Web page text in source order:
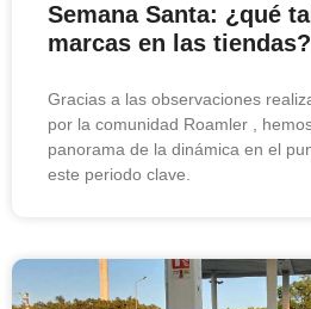
Semana Santa: ¿qué
marcas en las tiendas?
Gracias a las observaciones
por la comunidad Roamler ,
panorama de la dinámica en el
este periodo clave.